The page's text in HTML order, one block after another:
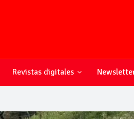
Revistas digitales